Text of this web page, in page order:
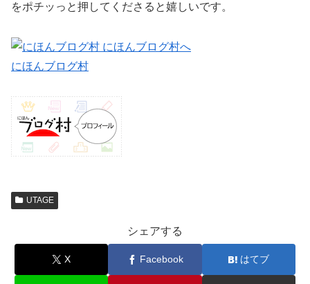
をポチッっと押してくださると嬉しいです。
にほんブログ村
UTAGE
シェアする
X Facebook はてブ